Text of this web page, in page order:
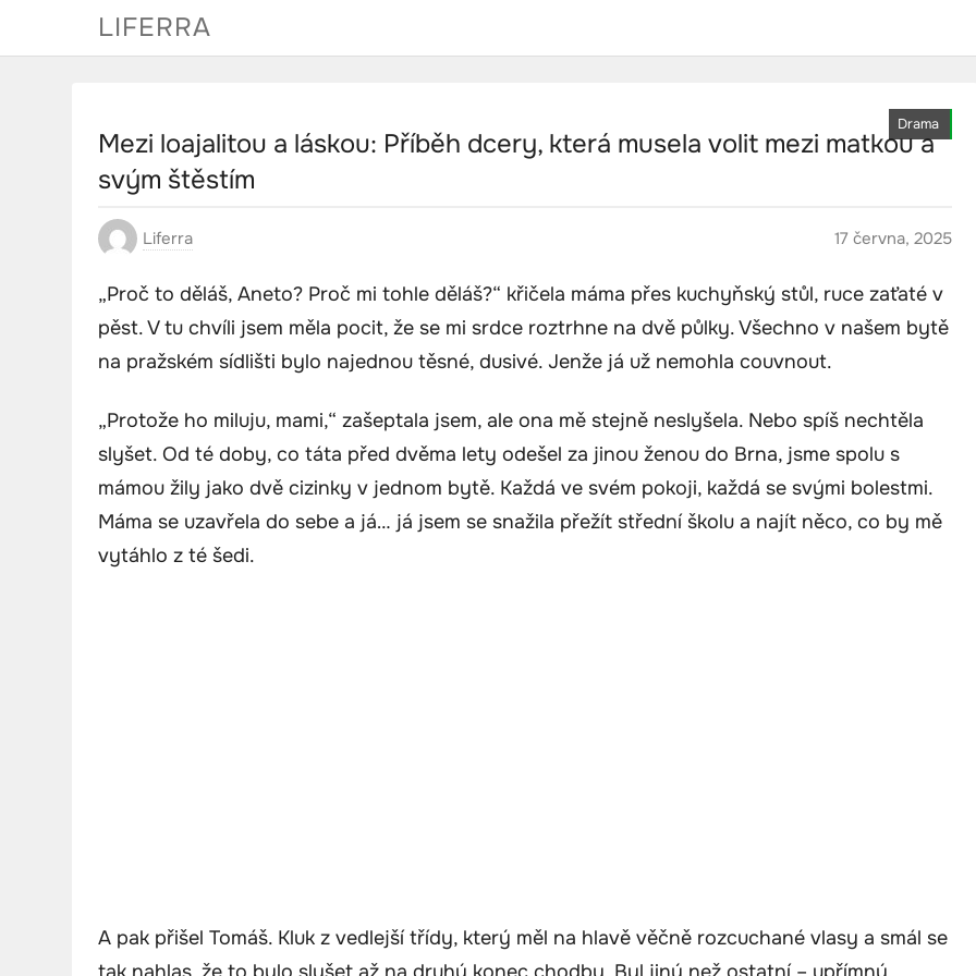
LIFERRA
Drama
Mezi loajalitou a láskou: Příběh dcery, která musela volit mezi matkou a
svým štěstím
Liferra 17 června, 2025
„Proč to děláš, Aneto? Proč mi tohle děláš?“ křičela máma přes kuchyňský stůl, ruce zaťaté v
pěst. V tu chvíli jsem měla pocit, že se mi srdce roztrhne na dvě půlky. Všechno v našem bytě
na pražském sídlišti bylo najednou těsné, dusivé. Jenže já už nemohla couvnout.
„Protože ho miluju, mami,“ zašeptala jsem, ale ona mě stejně neslyšela. Nebo spíš nechtěla
slyšet. Od té doby, co táta před dvěma lety odešel za jinou ženou do Brna, jsme spolu s
mámou žily jako dvě cizinky v jednom bytě. Každá ve svém pokoji, každá se svými bolestmi.
Máma se uzavřela do sebe a já… já jsem se snažila přežít střední školu a najít něco, co by mě
vytáhlo z té šedi.
A pak přišel Tomáš. Kluk z vedlejší třídy, který měl na hlavě věčně rozcuchané vlasy a smál se